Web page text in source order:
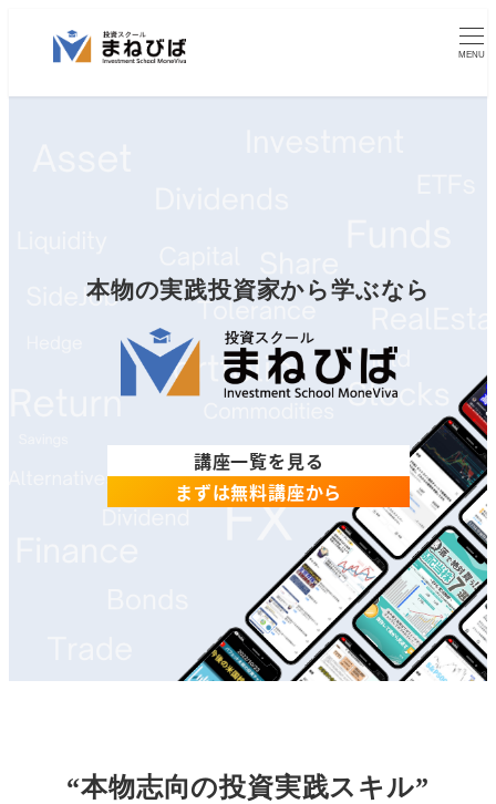
MENU
本物の実践投資家から学ぶなら
講座一覧を見る
まずは無料講座から
“本物志向の投資実践スキル”